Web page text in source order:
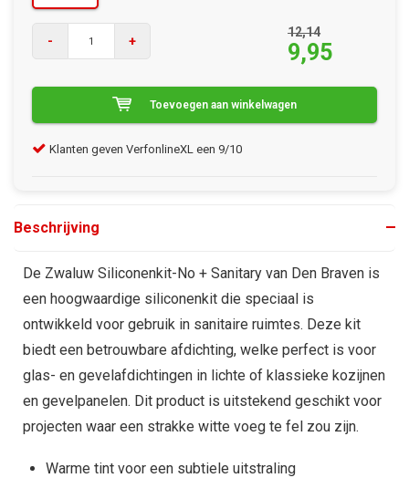
- +
12,14
9,95
Toevoegen aan winkelwagen
Klanten geven VerfonlineXL een 9/10
Beschrijving
De Zwaluw Siliconenkit-No + Sanitary van Den Braven is
een hoogwaardige siliconenkit die speciaal is
ontwikkeld voor gebruik in sanitaire ruimtes. Deze kit
biedt een betrouwbare afdichting, welke perfect is voor
glas- en gevelafdichtingen in lichte of klassieke kozijnen
en gevelpanelen. Dit product is uitstekend geschikt voor
projecten waar een strakke witte voeg te fel zou zijn.
Warme tint voor een subtiele uitstraling